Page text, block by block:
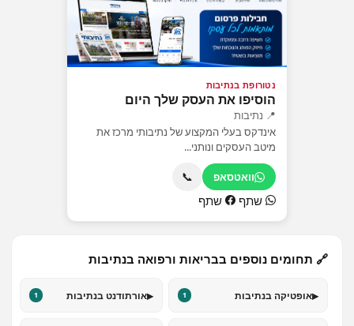
נטורופת בנתיבות
הוסיפו את העסק שלך היום
📍 נתיבות
אינדקס בעלי המקצוע של נתיבותי מרכז את
מיטב העסקים ונותני...
וואטסאפ 📞
שתף שתף
🔗 תחומים נוספים בבריאות ורפואה בנתיבות
▸אופטיקה בנתיבות 1
▸אורתודנט בנתיבות 1